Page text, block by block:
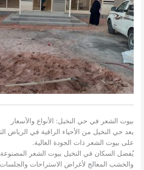
بيوت الشعر في حي النخيل: الأنواع والأسعار
يعد حي النخيل من الأحياء الراقية في الرياض
على بيوت الشعر ذات الجودة العالية.
يُفضل السكان في النخيل بيوت الشعر
والخشب المعالج لأغراض الاستراحات والجلسات